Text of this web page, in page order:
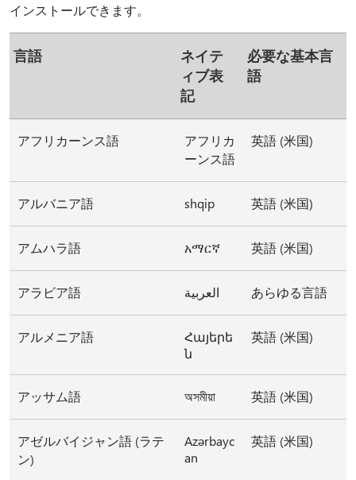
インストールできます。
言語
ネイテ
ィブ表
記
必要な基本言
語
アフリカーンス語
アフリカ
ーンス語
英語 (米国)
アルバニア語 shqip 英語 (米国)
アムハラ語 አማርኛ 英語 (米国)
アラビア語 العربية あらゆる言語
アルメニア語
Հայերե
ն
英語 (米国)
アッサム語 অসমীয়া 英語 (米国)
アゼルバイジャン語 (ラテ
ン)
Azərbayc
an
英語 (米国)